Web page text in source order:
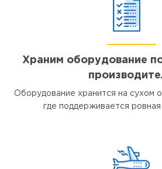
Храним оборудование
Оборудование хранится на сухом
где поддерживается ровная